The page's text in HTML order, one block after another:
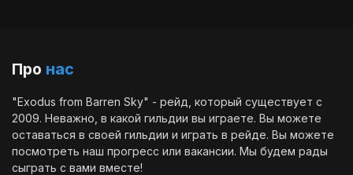
Про нас
"Exodus from Barren Sky" - рейд, который существует с
2009. Неважно, в какой гильдии вы играете. Вы можете
оставаться в своей гильдии и играть в рейде. Вы можете
посмотреть наш прогресс или вакансии. Мы будем рады
сыграть с вами вместе!